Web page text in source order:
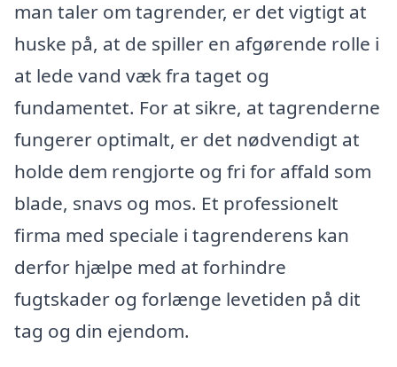
man taler om tagrender, er det vigtigt at
huske på, at de spiller en afgørende rolle i
at lede vand væk fra taget og
fundamentet. For at sikre, at tagrenderne
fungerer optimalt, er det nødvendigt at
holde dem rengjorte og fri for affald som
blade, snavs og mos. Et professionelt
firma med speciale i tagrenderens kan
derfor hjælpe med at forhindre
fugtskader og forlænge levetiden på dit
tag og din ejendom.